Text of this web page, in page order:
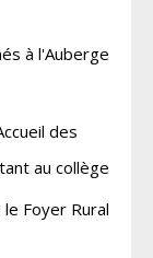
à l'Auberge
des
au collège
le Foyer Rural